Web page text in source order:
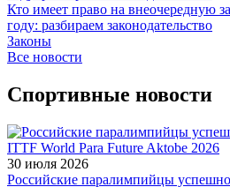
Кто имеет право на внеочередную
году: разбираем законодательство
Законы
Все новости
Спортивные новости
30 июля 2026
Российские паралимпийцы